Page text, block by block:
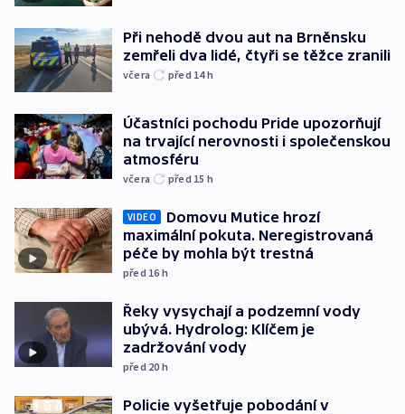
Při nehodě dvou aut na Brněnsku
zemřeli dva lidé, čtyři se těžce zranili
včera před 14h
Účastníci pochodu Pride upozorňují
na trvající nerovnosti i společenskou
atmosféru
včera před 15 h
VIDEO
Domovu Mutice hrozí
maximální pokuta. Neregistrovaná
péče by mohla být trestná
před 16 h
Řeky vysychají a podzemní vody
ubývá. Hydrolog: Klíčem je
zadržování vody
před 20 h
Policie vyšetřuje pobodání v